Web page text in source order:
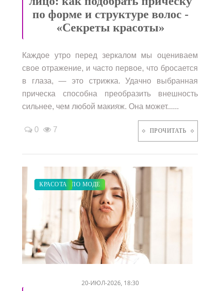
по форме и структуре волос -
«Секреты красоты»
Каждое утро перед зеркалом мы оцениваем
свое отражение, и часто первое, что бросается
в глаза, — это стрижка. Удачно выбранная
прическа способна преобразить внешность
сильнее, чем любой макияж. Она может......
0 7 ПРОЧИТАТЬ
ПОКАЗЫ
/
ЗАКУПКИ ПО МОДЕ
/
КРАСОТА
20-ИЮЛ-2026, 18:30